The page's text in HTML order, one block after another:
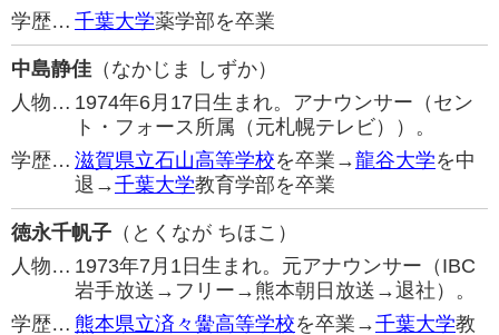
学歴… 千葉大学薬学部を卒業
中島静佳 （なかじま しずか）
人物… 1974年6月17日生まれ。アナウンサー（セン
ト・フォース所属（元札幌テレビ））。
学歴… 滋賀県立石山高等学校を卒業→龍谷大学を中
退→千葉大学教育学部を卒業
徳永千帆子 （とくなが ちほこ）
人物… 1973年7月1日生まれ。元アナウンサー（IBC
岩手放送→フリー→熊本朝日放送→退社）。
学歴… 熊本県立済々黌高等学校を卒業→千葉大学教